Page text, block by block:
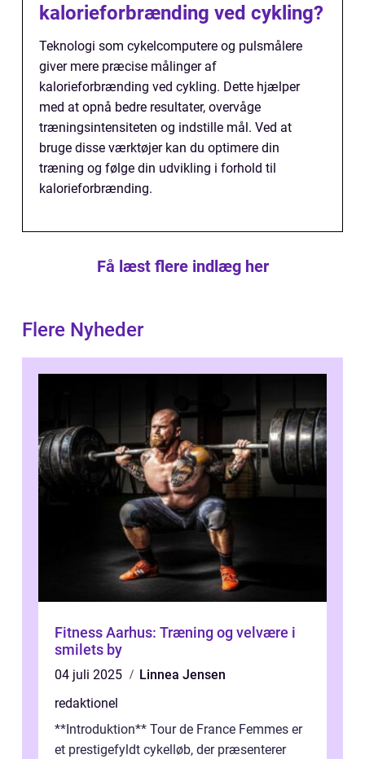
kalorieforbrænding ved cykling?
Teknologi som cykelcomputere og pulsmålere
giver mere præcise målinger af
kalorieforbrænding ved cykling. Dette hjælper
med at opnå bedre resultater, overvåge
træningsintensiteten og indstille mål. Ved at
bruge disse værktøjer kan du optimere din
træning og følge din udvikling i forhold til
kalorieforbrænding.
Få læst flere indlæg her
Flere Nyheder
Fitness Aarhus: Træning og velvære i
smilets by
04 juli 2025
Linnea Jensen
redaktionel
**Introduktion** Tour de France Femmes er
et prestigefyldt cykelløb, der præsenterer